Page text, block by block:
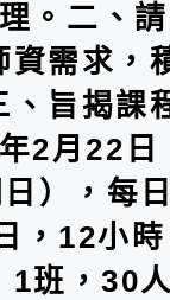
。二、
需求，
旨揭課
2月22日
），每
，12小
1班，30